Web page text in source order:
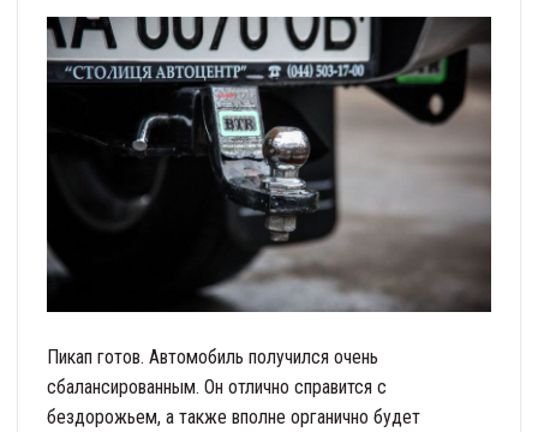
Пикап готов. Автомобиль получился очень
сбалансированным. Он отлично справится с
бездорожьем, а также вполне органично будет